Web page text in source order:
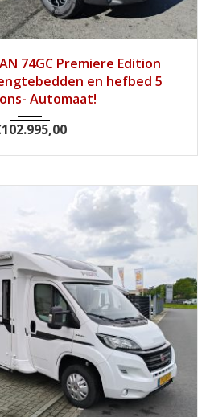
74GC Premiere Edition
en hefbed 5
Automaat!
102.995,00